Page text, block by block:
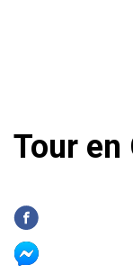
Tour en